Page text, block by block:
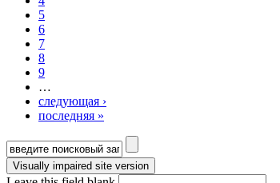
5
6
7
8
9
…
следующая ›
последняя »
Форма поиска